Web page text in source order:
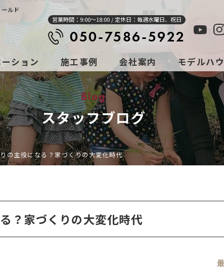
ルド
営業時間：9:00～18:00 / 定休日：毎週水曜日、祝日
050-7586-5922
ション 施工事例 会社案内 モデルハ
Blog
スタッフブログ
の主役になる？家づくりの大変化時代
？家づくりの大変化時代